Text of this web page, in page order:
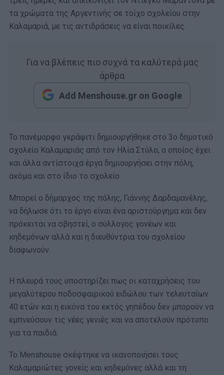
τα χρώματα της Αργεντινής σε τοίχο σχολείου στην
Καλαμαριά, με τις αντιδράσεις να είναι ποικίλες.
Για να βλέπεις πιο συχνά τα καλύτερά μας
άρθρα
Add Menshouse.gr on Google
Το πανέμορφο γκράφιτι δημιουργήθηκε στο 3ο δημοτικό
σχολείο Καλαμαριάς από τον Ηλία Στύλο, ο οποίος έχει
και άλλα αντίστοιχα έργα δημιουργήσει στην πόλη,
ακόμα και στο ίδιο το σχολείο.
Μπορεί ο δήμαρχος της πόλης, Γιάννης Δαρδαμανέλης,
να δήλωσε ότι το έργο είναι ένα αριστούργημα και δεν
πρόκειται να σβηστεί, ο σύλλογος γονέων και
κηδεμόνων αλλά και η διευθύντρια του σχολείου
διαφωνούν.
Η πλευρά τους υποστηρίζει πως οι καταχρήσεις του
μεγαλύτερου ποδοσφαιρικού ειδώλου των τελευταίων
40 ετών και η εικόνα του εκτός γηπέδου δεν μπορούν να
εμπνεύσουν τις νέες γενιές και να αποτελούν πρότυπο
για τα παιδιά.
Το Menshouse σκέφτηκε να ικανοποιήσει τους
Καλαμαριώτες γονείς και κηδεμόνες αλλά και τη